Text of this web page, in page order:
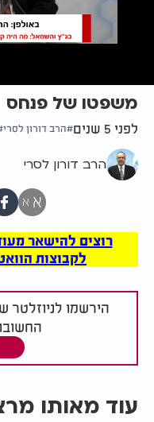
משפטו של פנחס
לפני 5 שנים הרב דורון לסרי
הרב דורון לסרי
א א
רוצים להישאר
לקבוצות
הירשמו
עוד מאותו